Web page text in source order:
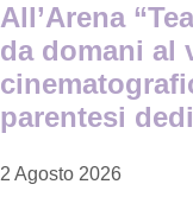
All’Arena
da domani al
parentesi
2 Agosto 2026